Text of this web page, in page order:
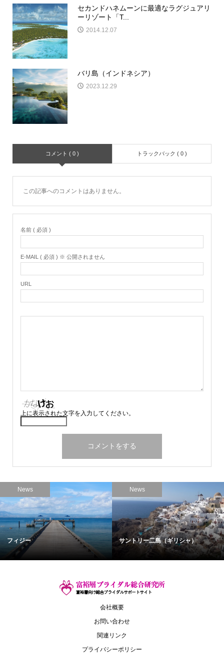
セカンドハネムーンに最適なラグジュアリ
ーリゾート「T...
2014.12.07
バリ島（インドネシア）
2023.12.29
コメント ( 0 ) トラックバック ( 0 )
この記事へのコメントはありません。
名前 ( 必須 )
E-MAIL ( 必須 ) ※ 公開されません
URL
上に表示された文字を入力してください。
News
フィジー
News
サントリー二島（ギリシャ）
会社概要
お問い合わせ
関連リンク
プライバシーポリシー